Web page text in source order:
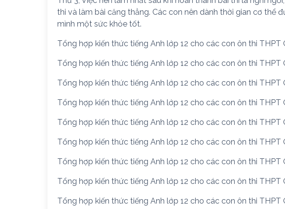
thi và làm bài căng thẳng. Các con nên dành thời gian cơ thể
mình một sức khỏe tốt.
Tổng hợp kiến thức tiếng Anh lớp 12 cho các con ôn thi THPT
Tổng hợp kiến thức tiếng Anh lớp 12 cho các con ôn thi THPT
Tổng hợp kiến thức tiếng Anh lớp 12 cho các con ôn thi THPT
Tổng hợp kiến thức tiếng Anh lớp 12 cho các con ôn thi THPT
Tổng hợp kiến thức tiếng Anh lớp 12 cho các con ôn thi THPT
Tổng hợp kiến thức tiếng Anh lớp 12 cho các con ôn thi THPT
Tổng hợp kiến thức tiếng Anh lớp 12 cho các con ôn thi THPT
Tổng hợp kiến thức tiếng Anh lớp 12 cho các con ôn thi THPT
Tổng hợp kiến thức tiếng Anh lớp 12 cho các con ôn thi THPT